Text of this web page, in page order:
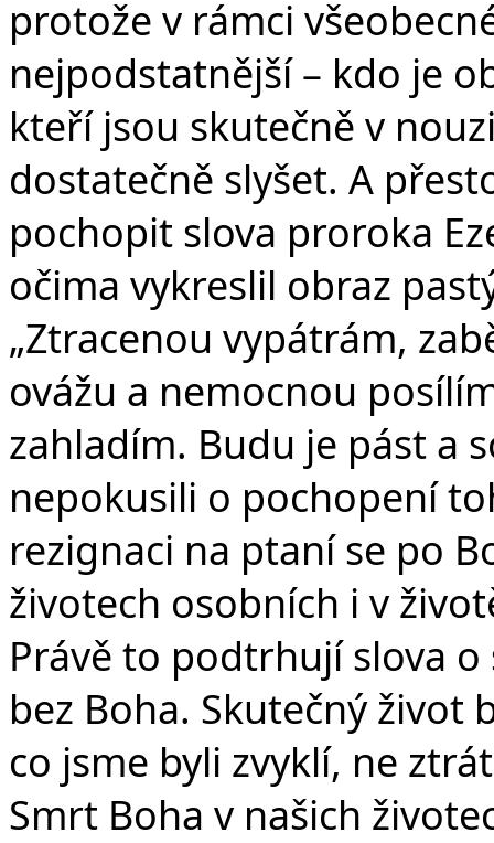
protože v rámci
nejpodstatnější – kdo je
kteří jsou skutečně v
dostatečně slyšet. A
pochopit slova proroka
očima vykreslil obraz
„Ztracenou vypátrám,
ovážu a nemocnou
zahladím. Budu je pást a
nepokusili o pochopení
rezignaci na ptaní se po
životech osobních i v
Právě to podtrhují slova
bez Boha. Skutečný život
co jsme byli zvyklí, ne
Smrt Boha v našich